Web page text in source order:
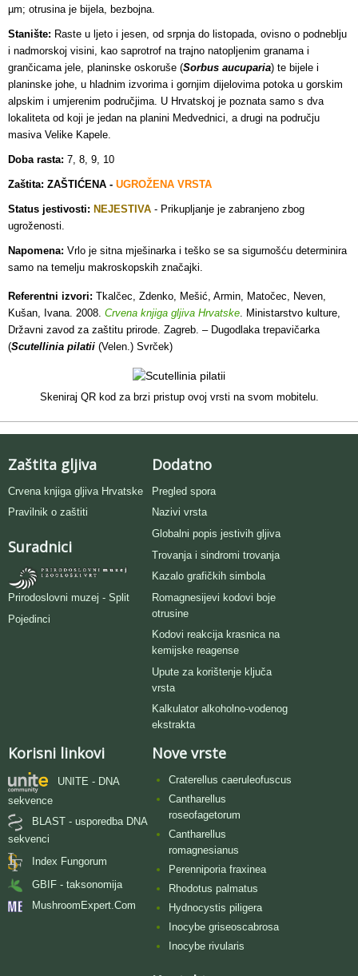
µm; otrusina je bijela, bezbojna.
Stanište: Raste u ljeto i jesen, od srpnja do listopada, ovisno o podneblju
i nadmorskoj visini, kao saprotrof na trajno natopljenim granama i
grančicama jele, planinske oskoruše (Sorbus aucuparia) te bijele i
planinske johe, u hladnim izvorima i gornjim dijelovima potoka u gorskim
alpskim i umjerenim područjima. U Hrvatskoj je poznata samo s dva
lokaliteta od koji je jedan na planini Medvednici, a drugi na području
masiva Velike Kapele.
Doba rasta: 7, 8, 9, 10
Zaštita: ZAŠTIĆENA - UGROŽENA VRSTA
Status jestivosti: NEJESTIVA - Prikupljanje je zabranjeno zbog
ugroženosti.
Napomena: Vrlo je sitna mješinarka i teško se sa sigurnošću determinira
samo na temelju makroskopskih značajki.
Referentni izvori: Tkalčec, Zdenko, Mešić, Armin, Matočec, Neven,
Kušan, Ivana. 2008. Crvena knjiga gljiva Hrvatske. Ministarstvo kulture,
Državni zavod za zaštitu prirode. Zagreb. – Dugodlaka trepavičarka
(Scutellinia pilatii (Velen.) Svrček)
Skeniraj QR kod za brzi pristup ovoj vrsti na svom mobitelu.
Zaštita gljiva
Crvena knjiga gljiva Hrvatske
Pravilnik o zaštiti
Suradnici
Prirodoslovni muzej - Split
Pojedinci
Dodatno
Pregled spora
Nazivi vrsta
Globalni popis jestivih gljiva
Trovanja i sindromi trovanja
Kazalo grafičkih simbola
Romagnesijevi kodovi boje
otrusine
Kodovi reakcija krasnica na
kemijske reagense
Upute za korištenje ključa
vrsta
Kalkulator alkoholno-vodenog
ekstrakta
Korisni linkovi
UNITE - DNA
sekvence
BLAST - usporedba DNA
sekvenci
Index Fungorum
GBIF - taksonomija
MushroomExpert.Com
Nove vrste
Craterellus caeruleofuscus
Cantharellus
roseofagetorum
Cantharellus
romagnesianus
Perenniporia fraxinea
Rhodotus palmatus
Hydnocystis piligera
Inocybe griseoscabrosa
Inocybe rivularis